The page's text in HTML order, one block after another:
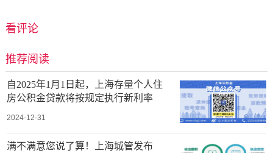
看评论
推荐阅读
自2025年1月1日起，上海存量个人住
房公积金贷款将按规定执行新利率
2024-12-31
满不满意您说了算！上海城管发布